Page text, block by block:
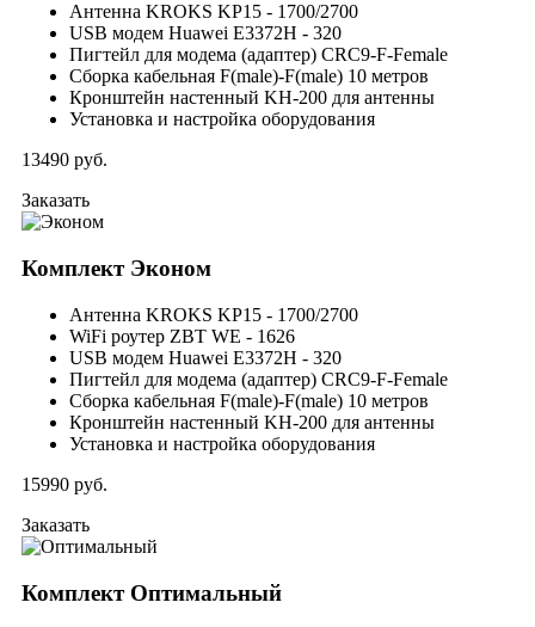
Антенна KROKS KP15 - 1700/2700
USB модем Huawei E3372H - 320
Пигтейл для модема (адаптер) CRC9-F-Female
Сборка кабельная F(male)-F(male) 10 метров
Кронштейн настенный KH-200 для антенны
Установка и настройка оборудования
13490 руб.
Заказать
Комплект Эконом
Антенна KROKS KP15 - 1700/2700
WiFi роутер ZBT WE - 1626
USB модем Huawei E3372H - 320
Пигтейл для модема (адаптер) CRC9-F-Female
Сборка кабельная F(male)-F(male) 10 метров
Кронштейн настенный KH-200 для антенны
Установка и настройка оборудования
15990 руб.
Заказать
Комплект Оптимальный